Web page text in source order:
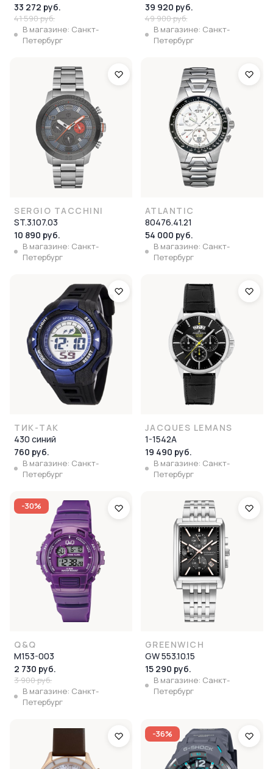
33 272 руб.
41 590 руб.
В магазине: Санкт-
Петербург
39 920 руб.
49 900 руб.
В магазине: Санкт-
Петербург
SERGIO TACCHINI
ST.3.107.03
10 890 руб.
В магазине: Санкт-
Петербург
ATLANTIC
80476.41.21
54 000 руб.
В магазине: Санкт-
Петербург
ТИК-ТАК
430 синий
760 руб.
В магазине: Санкт-
Петербург
JACQUES LEMANS
1-1542A
19 490 руб.
В магазине: Санкт-
Петербург
-30%
Q&Q
M153-003
2 730 руб.
3 900 руб.
В магазине: Санкт-
Петербург
GREENWICH
GW 553.10.15
15 290 руб.
В магазине: Санкт-
Петербург
-36%